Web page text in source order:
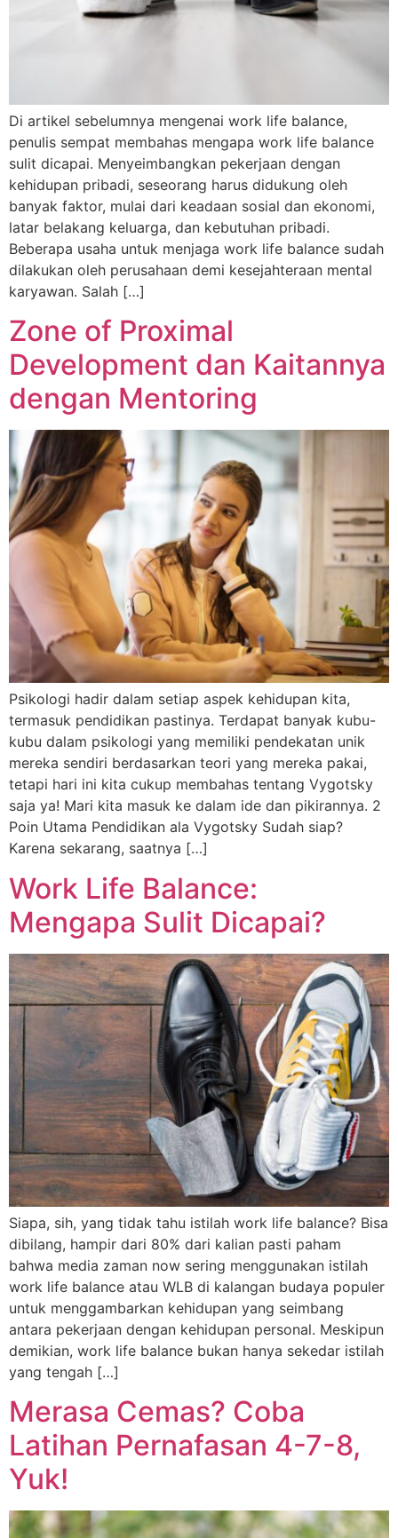
Di artikel sebelumnya mengenai work life balance,
penulis sempat membahas mengapa work life balance
sulit dicapai. Menyeimbangkan pekerjaan dengan
kehidupan pribadi, seseorang harus didukung oleh
banyak faktor, mulai dari keadaan sosial dan ekonomi,
latar belakang keluarga, dan kebutuhan pribadi.
Beberapa usaha untuk menjaga work life balance sudah
dilakukan oleh perusahaan demi kesejahteraan mental
karyawan. Salah […]
Zone of Proximal
Development dan Kaitannya
dengan Mentoring
Psikologi hadir dalam setiap aspek kehidupan kita,
termasuk pendidikan pastinya. Terdapat banyak kubu-
kubu dalam psikologi yang memiliki pendekatan unik
mereka sendiri berdasarkan teori yang mereka pakai,
tetapi hari ini kita cukup membahas tentang Vygotsky
saja ya! Mari kita masuk ke dalam ide dan pikirannya. 2
Poin Utama Pendidikan ala Vygotsky Sudah siap?
Karena sekarang, saatnya […]
Work Life Balance:
Mengapa Sulit Dicapai?
Siapa, sih, yang tidak tahu istilah work life balance? Bisa
dibilang, hampir dari 80% dari kalian pasti paham
bahwa media zaman now sering menggunakan istilah
work life balance atau WLB di kalangan budaya populer
untuk menggambarkan kehidupan yang seimbang
antara pekerjaan dengan kehidupan personal. Meskipun
demikian, work life balance bukan hanya sekedar istilah
yang tengah […]
Merasa Cemas? Coba
Latihan Pernafasan 4-7-8,
Yuk!